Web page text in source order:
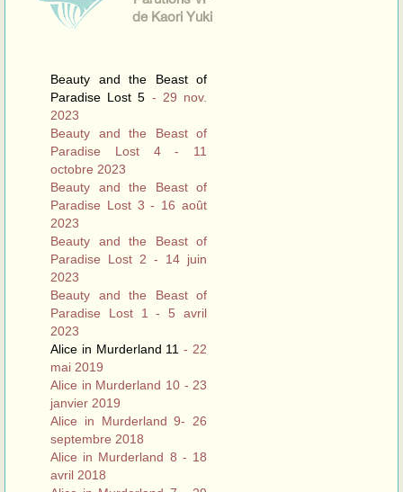
de Kaori Yuki
Beauty and the Beast of
Paradise Lost 5 - 29 nov.
2023
Beauty and the Beast of
Paradise Lost 4 - 11
octobre 2023
Beauty and the Beast of
Paradise Lost 3 - 16 août
2023
Beauty and the Beast of
Paradise Lost 2 - 14 juin
2023
Beauty and the Beast of
Paradise Lost 1 - 5 avril
2023
Alice in Murderland 11 - 22
mai 2019
Alice in Murderland 10 - 23
janvier 2019
Alice in Murderland 9- 26
septembre 2018
Alice in Murderland 8 - 18
avril 2018